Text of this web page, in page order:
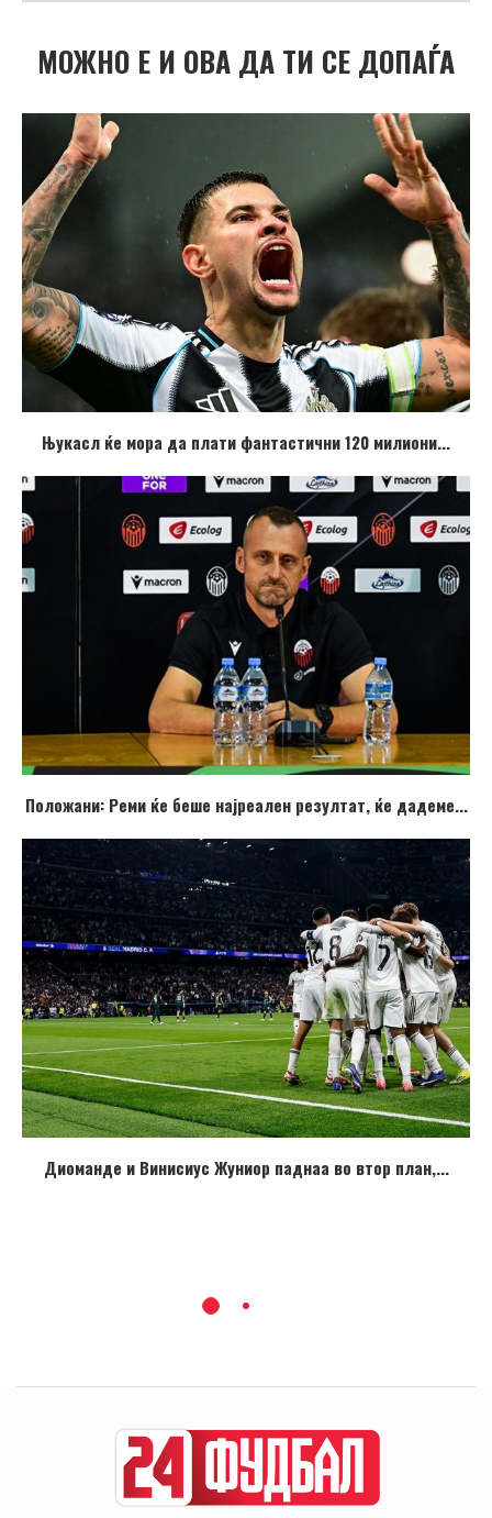
МОЖНО Е И ОВА ДА ТИ СЕ ДОПАЃА
Њукасл ќе мора да плати фантастични 120 милиони...
Положани: Реми ќе беше најреален резултат, ќе дадеме...
Диоманде и Винисиус Жуниор паднаа во втор план,...